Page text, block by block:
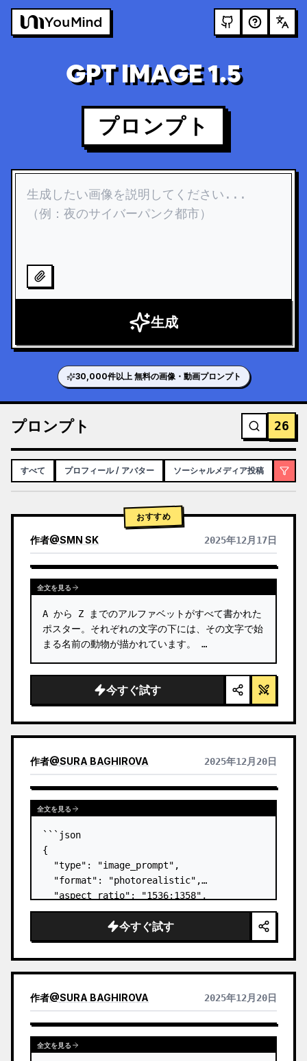
GPT IMAGE 1.5
プロンプト
生成
30,000件以上 無料の画像・動画プロンプト
プロンプト 26
すべて プロフィール / アバター ソーシャルメディア投稿 イン
おすすめ
作者@SMN SK 2025年12月17日
GPTIMAGE15PROMPTS.PROMPTCARD.VIEWOTHERMODELRESULTS
全文を見る
A から Z までのアルファベットがすべて書かれた
ポスター。それぞれの文字の下には、その文字で始
まる名前の動物が描かれています。 …
今すぐ試す
作者@SURA BAGHIROVA 2025年12月20日
全文を見る
```json
{
  "type": "image_prompt",
  "format": "photorealistic",
  "aspect_ratio": "1536:1358",
  "scene": {
    "setting": "ガラスの手すりがある屋外のバ
ルコニー/テラス",
    "time_of_day": "昼間",
    "weather": "晴れ",
クリーム色の天板、灰色の側面パネル、パイピング
今すぐ試す
作者@SURA BAGHIROVA 2025年12月20日
全文を見る